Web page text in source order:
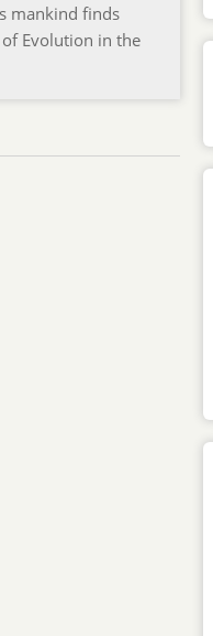
mankind finds
Evolution in the